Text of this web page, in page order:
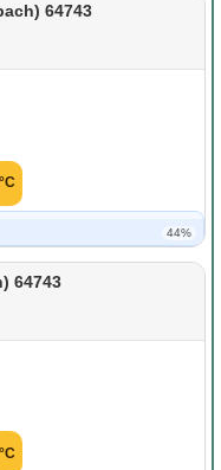
64743
44%
64743